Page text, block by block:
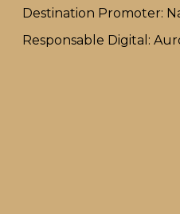
Destination Promoter:
Responsable Digital: